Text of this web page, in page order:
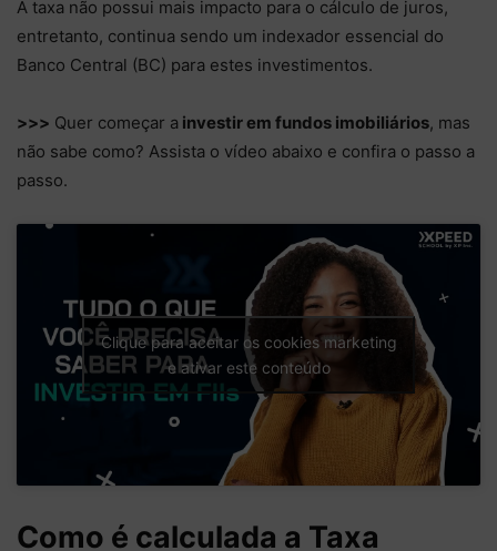
A taxa não possui mais impacto para o cálculo de juros,
entretanto, continua sendo um indexador essencial do
Banco Central (BC) para estes investimentos.
>>> Quer começar a investir em fundos imobiliários, mas
não sabe como? Assista o vídeo abaixo e confira o passo a
passo.
Clique para aceitar os cookies marketing
e ativar este conteúdo
Como é calculada a Taxa